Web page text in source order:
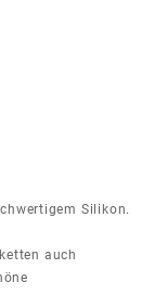
Silikon.
auch